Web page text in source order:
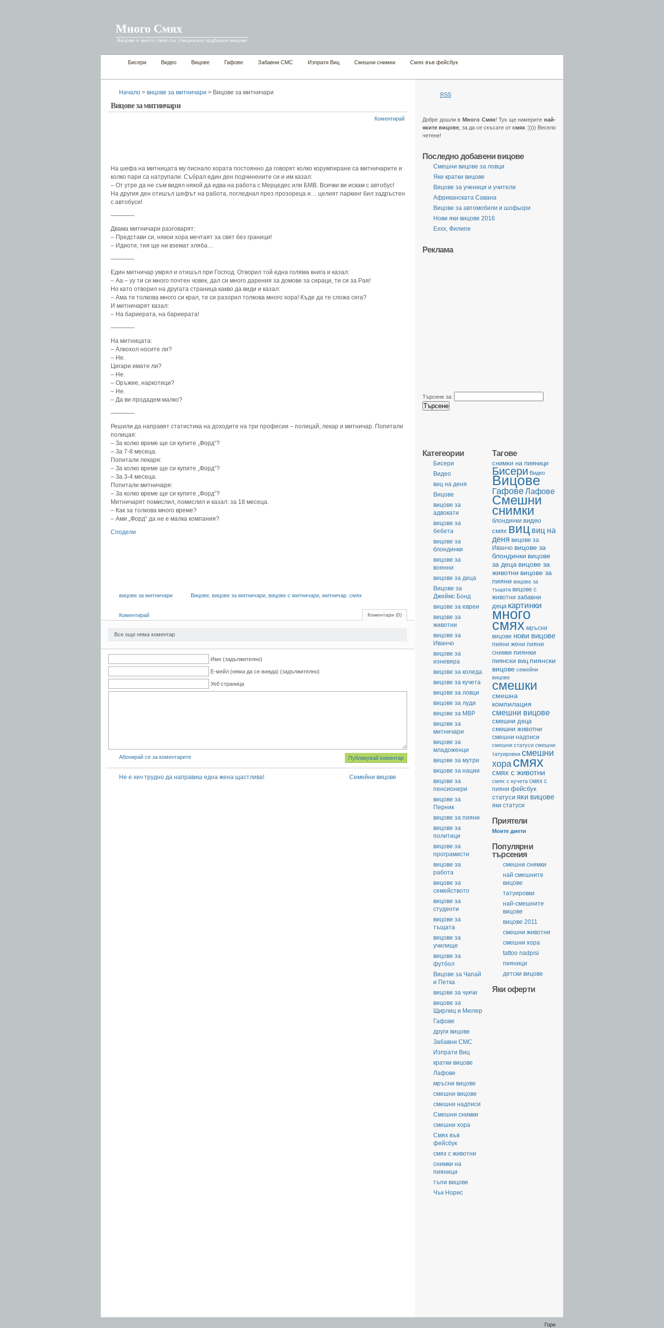
Много Смях
Вицове и много смях със специално подбрани вицове
Бисери Видео Вицове Гафове Забавни СМС Изпрати Виц Смешни снимки Смях във фейсбук
Начало > вицове за митничари > Вицове за митничари
Вицове за митничари
Коментирай
На шефа на митницата му писнало хората постоянно да говорят колко корумпирани са митничарите и
колко пари са натрупали. Събрал един ден подчинените си и им казал:
– От утре да не съм видял някой да идва на работа с Мерцедес или БМВ. Всички ви искам с автобус!
На другия ден отишъл шефът на работа, погледнал през прозореца и… целият паркинг бил задръстен
с автобуси!
————
Двама митничари разговарят:
– Представи си, някои хора мечтаят за свят без граници!
– Идиоти, тия ще ни вземат хляба…
————
Един митничар умрял и отишъл при Господ. Отворил той една голяма книга и казал:
– Аа – уу ти си много почтен човек, дал си много дарения за домове за сираци, ти си за Рая!
Но като отворил на другата страница какво да види и казал:
– Ама ти толкова много си крал, ти си разорил толкова много хора! Къде да те сложа сега?
И митничарят казал:
– На бариерата, на бариерата!
————
На митницата:
– Алкохол носите ли?
– Не.
Цигари имате ли?
– Не.
– Оръжие, наркотици?
– Не.
– Да ви продадем малко?
————
Решили да направят статистика на доходите на три професии – полицай, лекар и митничар. Попитали
полицая:
– За колко време ще си купите „Форд“?
– За 7-8 месеца.
Попитали лекаря:
– За колко време ще си купите „Форд“?
– За 3-4 месеца.
Попитали митничаря:
– За колко време ще си купите „Форд“?
Митничарят помислил, помислил и казал: за 18 месеца.
– Как за толкова много време?
– Ами „Форд“ да не е малка компания?
Сподели
вицове за митничари Вицове вицове за митничари вицове с митничари митничар. смях
Коментари (0)
Коментирай
Все още няма коментар
Име (задължително)
Е-мейл (няма да се вижда) (задължително)
Уеб страница
Абонирай се за коментарите
Не е хич трудно да направиш една жена щастлива! Семейни вицове
RSS
Добре дошли в Много Смях! Тук ще намерите най-
яките вицове , за да се скъсате от смях :)))) Весело
четене!
Последно добавени вицове
Смешни вицове за ловци
Яки кратки вицове
Вицове за ученици и учители
Африканската Савана
Вицове за автомобили и шофьори
Нови яки вицове 2016
Еххх, Филипе
Реклама
Търсене за:
Тагове
cнимки на пияници
Бисери Видео
Вицове
ГафовеЛафове
Смешни
снимки
блондинки видео
смях виц виц на
деня вицове за
Иванчо вицове за
блондинки вицове
за деца вицове за
животни вицове за
пияни вицове за
тъщата вицове с
животни забавни
деца картинки
много
смях мръсни
вицове нови вицове
пияни жени пияни
снимки пиянки
пиянски виц пиянски
вицове семейни
вицове
смешки
смешна
компилация
смешни вицове
смешни деца
смешни животни
смешни надписи
смешни статуси смешни
татуировки смешни
хора смях
смях с животни
смях с кучета смях с
пияни фейсбук
статуси яки вицове
яки статуси
Приятели
Моите диети
Популярни
търсения
смешни снимки
най смешните
вицове
татуировки
най-смешните
вицове
вицове 2011
смешни животни
смешни хора
tattoo nadpisi
пияници
детски вицове
Яки оферти
Категеории
Бисери
Видео
виц на деня
Вицове
вицове за
адвокати
вицове за
бебета
вицове за
блондинки
вицове за
военни
вицове за деца
Вицове за
Джеймс Бонд
вицове за евреи
вицове за
животни
вицове за
Иванчо
вицове за
изневяра
вицове за коледа
вицове за кучета
вицове за ловци
вицове за луди
вицове за МВР
вицове за
митничари
вицове за
младоженци
вицове за мутри
вицове за нации
вицове за
пенсионери
вицове за
Перник
вицове за пияни
вицове за
политици
вицове за
програмисти
вицове за
работа
вицове за
семейството
вицове за
студенти
вицове за
тъщата
вицове за
училище
вицове за
футбол
Вицове за Чапай
и Петка
вицове за чукчи
вицове за
Щирлиц и Мюлер
Гафове
други вицове
Забавни СМС
Изпрати Виц
кратки вицове
Лафове
мръсни вицове
смешни вицове
смешни надписи
Смешни снимки
смешни хора
Смях във
фейсбук
смях с животни
снимки на
пияници
тъпи вицове
Чък Норис
Горе